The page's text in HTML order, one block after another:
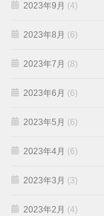
2023年9月 (4)
2023年8月 (6)
2023年7月 (8)
2023年6月 (6)
2023年5月 (6)
2023年4月 (6)
2023年3月 (3)
2023年2月 (4)